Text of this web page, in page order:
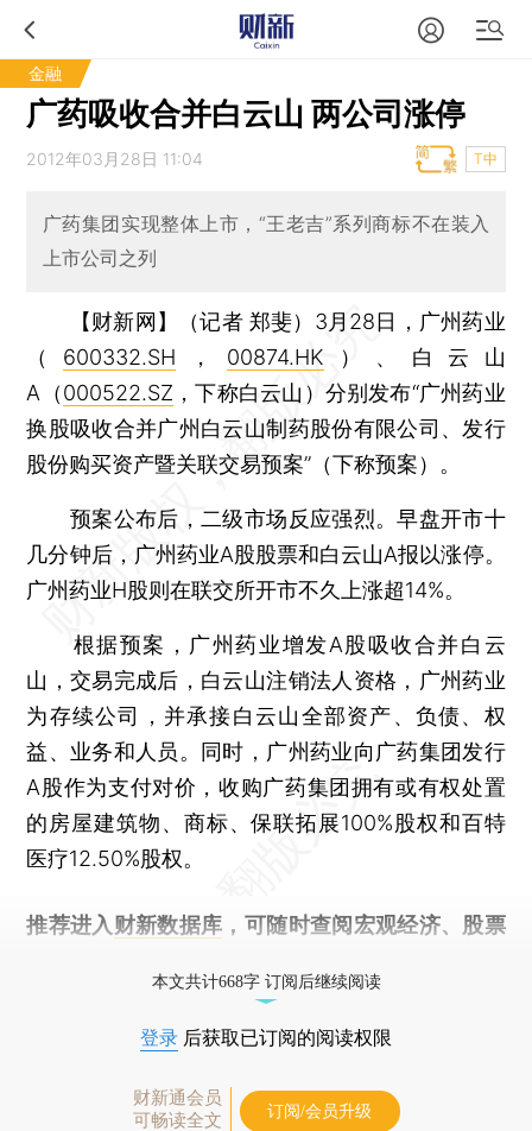
金融
广药吸收合并白云山 两公司涨停
2012年03月28日 11:04 T中
广药集团实现整体上市，“王老吉”系列商标不在装入
上市公司之列
【财新网】（记者 郑斐） 3月28日，广州药业
（ 600332.SH ， 00874.HK ）、白云山
A（000522.SZ ，下称白云山）分别发布“广州药业
换股吸收合并广州白云山制药股份有限公司、发行
股份购买资产暨关联交易预案”（下称预案）。
预案公布后，二级市场反应强烈。早盘开市十
几分钟后，广州药业A股股票和白云山A报以涨停。
广州药业H股则在联交所开市不久上涨超14%。
根据预案，广州药业增发A股吸收合并白云
山，交易完成后，白云山注销法人资格，广州药业
为存续公司，并承接白云山全部资产、负债、权
益、业务和人员。同时，广州药业向广药集团发行
A股作为支付对价，收购广药集团拥有或有权处置
的房屋建筑物、商标、保联拓展100%股权和百特
医疗12.50%股权。
推荐进入 财新数据库 ，可随时查阅宏观经济、股票
本文共计668字 订阅后继续阅读
登录 后获取已订阅的阅读权限
财新通会员
可畅读全文
订阅/会员升级